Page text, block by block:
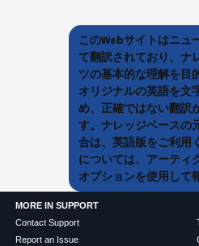
このWebサイトはニュ
て翻訳されており、ナ
ツの基本的な理解を目
オリジナルの英語を文
め、正確ではない翻訳
す。ナレッジベースの
合は、英語版をご利用
については、アーティ
オプションを使用して
MORE IN SUPPORT
Contact Support
Report an Issue